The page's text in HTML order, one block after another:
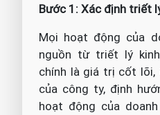
Bước 1: Xác định triết
Mọi hoạt động của
nguồn từ triết lý
chính là giá trị cốt lõi,
của công ty, định
hoạt động của